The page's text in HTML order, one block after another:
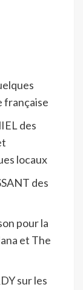
française
des
locaux
des
pour la
et The
sur les